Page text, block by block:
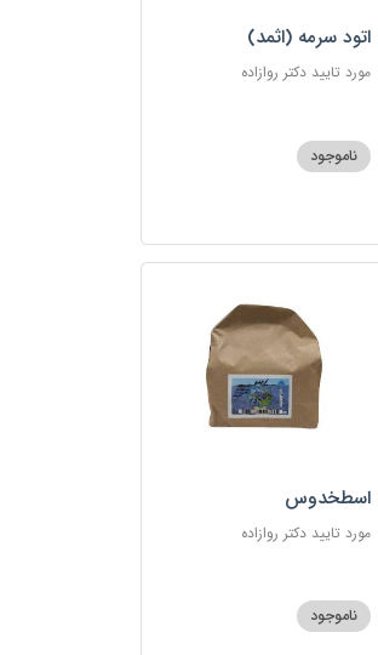
اتود سرمه (اثمد)
مورد تایید دکتر روازاده
ناموجود
اسطخدوس
مورد تایید دکتر روازاده
ناموجود